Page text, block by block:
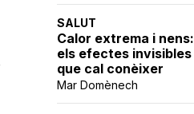
SALUT
Calor extrema i nens:
els efectes invisibles
que cal conèixer
Mar Domènech